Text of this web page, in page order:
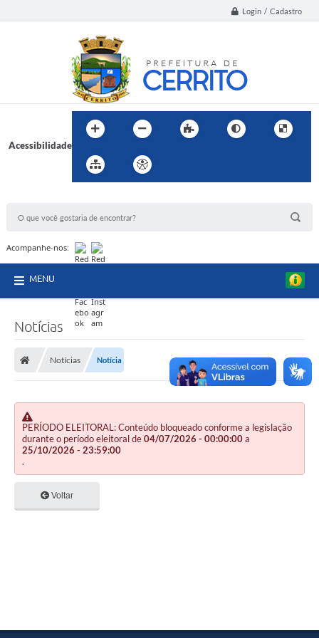
Login / Cadastro
Acessibilidade
Acompanhe-nos:
MENU
Notícias
Notícias Notícia
PERÍODO ELEITORAL: Conteúdo bloqueado conforme a legislação
durante o período eleitoral de04/07/2026 - 00:00:00a
25/10/2026 - 23:59:00
.
Voltar